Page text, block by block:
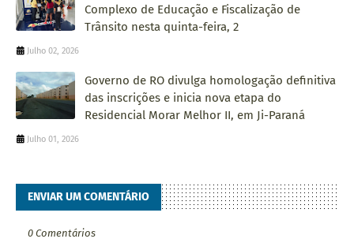
Complexo de Educação e Fiscalização de
Trânsito nesta quinta-feira, 2
Julho 02, 2026
Governo de RO divulga homologação definitiva
das inscrições e inicia nova etapa do
Residencial Morar Melhor II, em Ji-Paraná
Julho 01, 2026
ENVIAR UM COMENTÁRIO
0 Comentários